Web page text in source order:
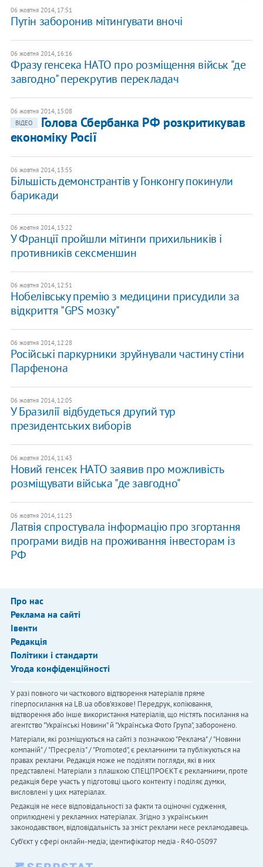
06 жовтня 2014, 17:51
Путін заборонив мітингувати вночі
06 жовтня 2014, 16:16
Фразу генсека НАТО про розміщення військ "де
завгодно" перекрутив перекладач
06 жовтня 2014, 15:08
ВІДЕО
Голова Сбербанка РФ розкритикував
економіку Росії
06 жовтня 2014, 13:55
Більшість демонстрантів у Гонконгу покинули
барикади
06 жовтня 2014, 13:22
У Франції пройшли мітинги прихильників і
противників сексменшин
06 жовтня 2014, 12:51
Нобелівську премію з медицини присудили за
відкриття "GPS мозку"
06 жовтня 2014, 12:28
Російські паркурники зруйнували частину стіни
Парфенона
06 жовтня 2014, 12:05
У Бразилії відбудеться другий тур
президентських виборів
06 жовтня 2014, 11:43
Новий генсек НАТО заявив про можливість
розміщувати війська "де завгодно"
06 жовтня 2014, 11:23
Латвія спростувала інформацію про згортання
програми видів на проживання інвесторам із
РФ
Про нас
Реклама на сайті
Івенти
Редакція
Політики і стандарти
Угода конфіденційності
У разі повного чи часткового відтворення матеріалів пряме
гіперпосилання на LB.ua обов'язкове! Передрук, копіювання,
відтворення або інше використання матеріалів, що містять посилання на
агентство "Українськi Новини" й "Українська Фото Група", заборонено.
Матеріали, які розміщуються на сайті з позначкою "Реклама" / "Новини
компаній" / "Пресреліз" / "Promoted", є рекламними та публікуються на
правах реклами. Редакція може не поділяти погляди, які в них
представлені. Матеріали з плашкою СПЕЦПРОЄКТ є рекламними, проте
редакція бере участь у підготовці цього контенту і поділяє думки,
висловлені у цих матеріалах.
Редакція не несе відповідальності за факти та оціночні судження,
оприлюднені у рекламних матеріалах. Згідно з українським
законодавством, відповідальність за зміст реклами несе рекламодавець.
Cуб'єкт у сфері онлайн-медіа; ідентифікатор медіа - R40-05097